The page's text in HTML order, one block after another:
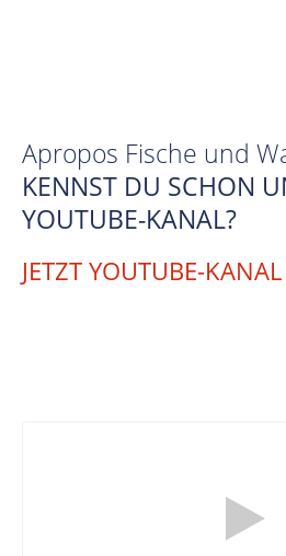
Apropos Fische und
KENNST DU SCHON
YOUTUBE-KANAL?
JETZT YOUTUBE-